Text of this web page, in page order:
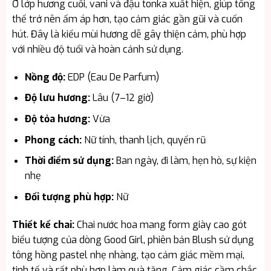
Ở lớp hương cuối, vani và đậu tonka xuất hiện, giúp tổng
thể trở nên ấm áp hơn, tạo cảm giác gần gũi và cuốn
hút. Đây là kiểu mùi hương dễ gây thiện cảm, phù hợp
với nhiều độ tuổi và hoàn cảnh sử dụng.
Nồng độ:EDP (Eau De Parfum)
Độ lưu hương:Lâu (7–12 giờ)
Độ tỏa hương:Vừa
Phong cách:Nữ tính, thanh lịch, quyến rũ
Thời điểm sử dụng:Ban ngày, đi làm, hẹn hò, sự kiện
nhẹ
Đối tượng phù hợp:Nữ
Thiết kế chai:Chai nước hoa mang form giày cao gót
biểu tượng của dòng Good Girl, phiên bản Blush sử dụng
tông hồng pastel nhẹ nhàng, tạo cảm giác mềm mại,